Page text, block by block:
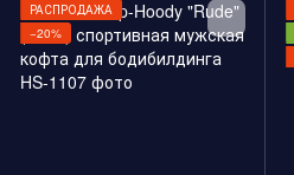
РАСПРОДАЖА
−20%